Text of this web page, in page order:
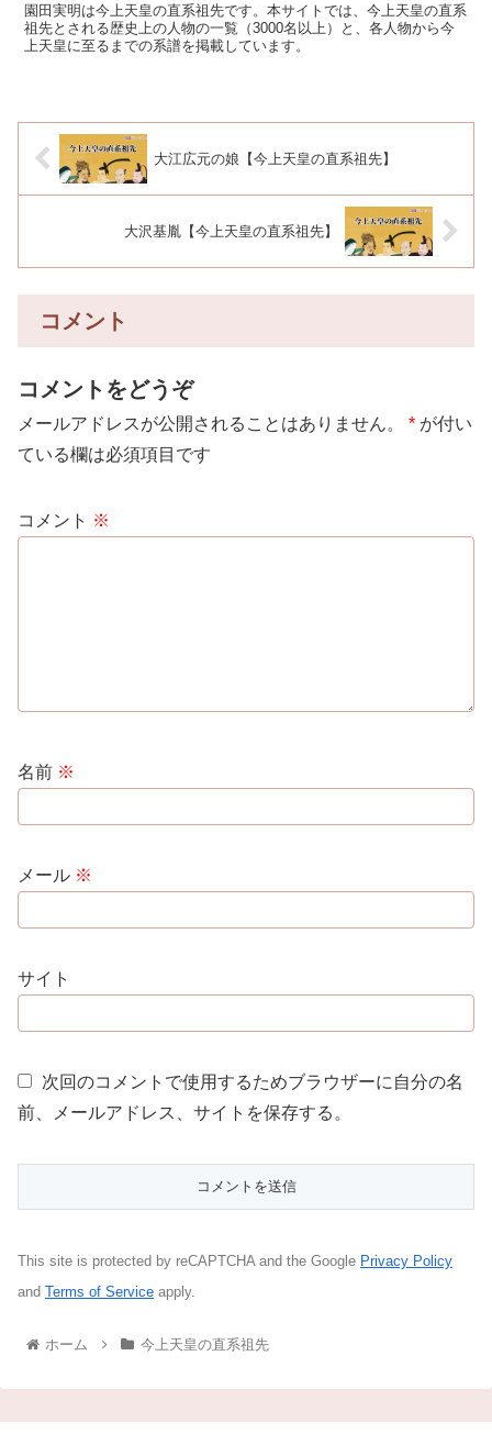
園田実明は今上天皇の直系祖先です。本サイトでは、今上天皇の直系
祖先とされる歴史上の人物の一覧（3000名以上）と、各人物から今
上天皇に至るまでの系譜を掲載しています。
大江広元の娘【今上天皇の直系祖先】
大沢基胤【今上天皇の直系祖先】
コメント
コメントをどうぞ
メールアドレスが公開されることはありません。 * が付い
ている欄は必須項目です
コメント ※
名前 ※
メール ※
サイト
次回のコメントで使用するためブラウザーに自分の名
前、メールアドレス、サイトを保存する。
This site is protected by reCAPTCHA and the Google Privacy Policy
and Terms of Service apply.
ホーム 今上天皇の直系祖先